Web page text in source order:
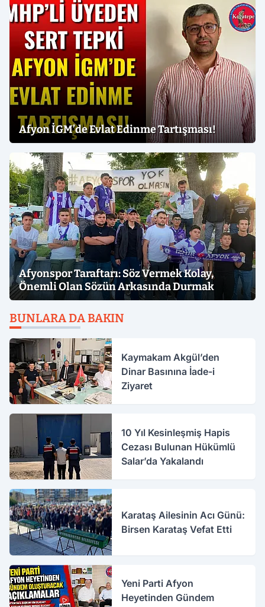
Afyon İGM’de Evlat Edinme Tartışması!
Afyonspor Taraftarı: Söz Vermek Kolay,
Önemli Olan Sözün Arkasında Durmak
BUNLARA DA BAKIN
Kaymakam Akgül’den
Dinar Basınına İade-i
Ziyaret
10 Yıl Kesinleşmiş Hapis
Cezası Bulunan Hükümlü
Salar’da Yakalandı
Karataş Ailesinin Acı Günü:
Birsen Karataş Vefat Etti
Yeni Parti Afyon
Heyetinden Gündem